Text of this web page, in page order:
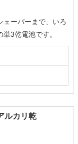
ェーバーまで、いろ
3乾電池です。
ルカリ乾